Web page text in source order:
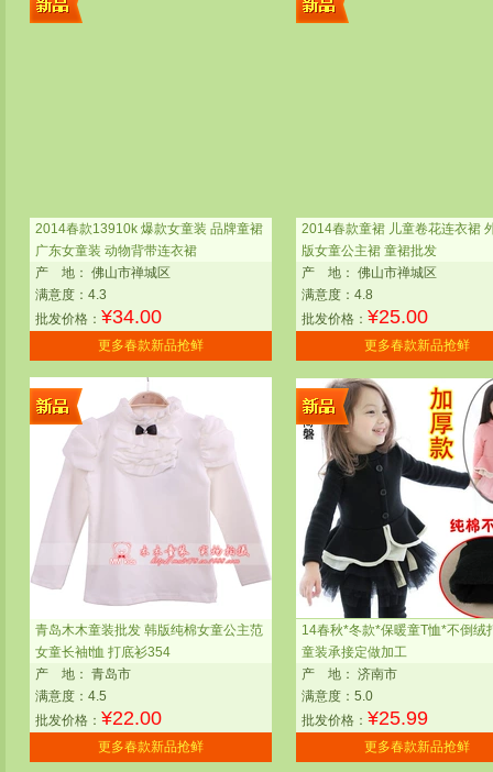
2014春款13910k 爆款女童装 品牌童裙
广东女童装 动物背带连衣裙
产
地： 佛山市禅城区
满意度：4.3
批发价格： ¥34.00
更多春款新品抢鲜
2014春款童裙 儿童卷花连衣裙
版女童公主裙 童裙批发
产
地： 佛山市禅城区
满意度：4.8
批发价格： ¥25.00
更多春款新品抢鲜
青岛木木童装批发 韩版纯棉女童公主范
女童长袖t恤 打底衫354
产
地： 青岛市
满意度：4.5
批发价格： ¥22.00
更多春款新品抢鲜
14春秋*冬款*保暖童T恤*不倒绒
童装承接定做加工
产
地： 济南市
满意度：5.0
批发价格： ¥25.99
更多春款新品抢鲜